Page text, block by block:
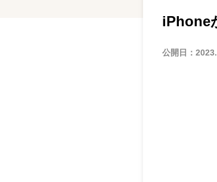
iPhone
公開日：